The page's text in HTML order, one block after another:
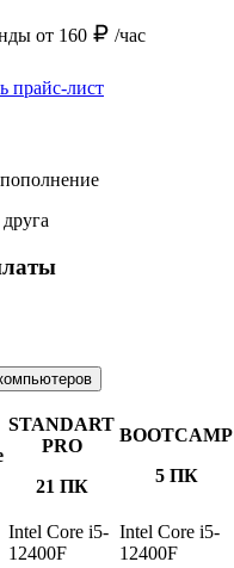
от 160 /час
прайс-лист
STANDART
PRO
21 ПК
BOOTCAMP
5 ПК
Intel Core i5-
12400F
Intel Core i5-
12400F